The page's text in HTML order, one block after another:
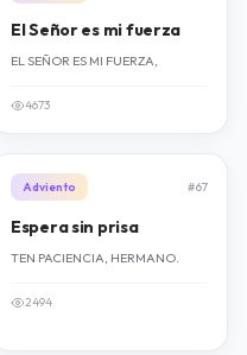
El Señor es mi fuerza
EL SEÑOR ES MI FUERZA,
4673
Adviento #67
Espera sin prisa
TEN PACIENCIA, HERMANO.
2494